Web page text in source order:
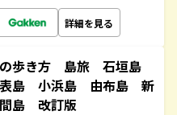
詳細を見る
歩き方 島旅 石垣島
島 小浜島 由布島 新
島 改訂版